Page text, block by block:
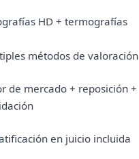
HD + termografías
métodos de valoración
de mercado + reposición +
en juicio incluida